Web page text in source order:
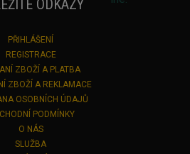
ODKAZY
PŘIHLÁŠENÍ
REGISTRACE
ZBOŽÍ A PLATBA
ZBOŽÍ A REKLAMACE
OSOBNÍCH ÚDAJŮ
PODMÍNKY
O NÁS
SLUŽBA